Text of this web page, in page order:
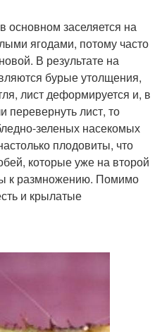
основном заселяется на
ягодами, потому часто
В результате на
бурые утолщения,
лист деформируется и, в
перевернуть лист, то
зеленых насекомых
плодовиты, что
которые уже на второй
к размножению. Помимо
и крылатые